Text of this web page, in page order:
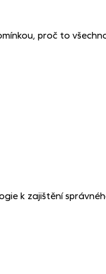
proč to
k zajištění